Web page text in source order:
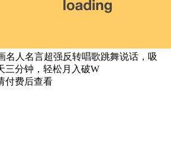
名人名言超强反转唱歌跳舞说话，吸
三分钟，轻松月入破W
付费后查看